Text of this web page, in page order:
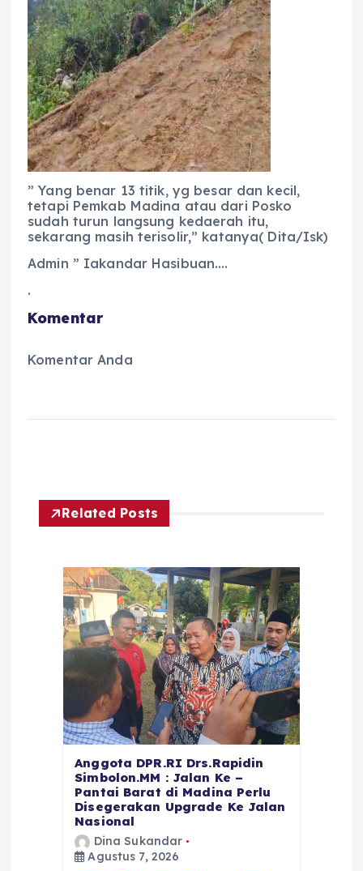
” Yang benar 13 titik, yg besar dan kecil,
tetapi Pemkab Madina atau dari Posko
sudah turun langsung kedaerah itu,
sekarang masih terisolir,” katanya( Dita/Isk)
Admin ” Iakandar Hasibuan….
.
Komentar
Komentar Anda
Related Posts
Anggota DPR.RI Drs.Rapidin
Simbolon.MM : Jalan Ke –
Pantai Barat di Madina Perlu
Disegerakan Upgrade Ke Jalan
Nasional
Dina Sukandar
Agustus 7, 2026